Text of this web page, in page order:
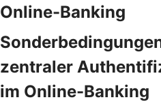
Online-Banking
zentraler
im Online-Banking